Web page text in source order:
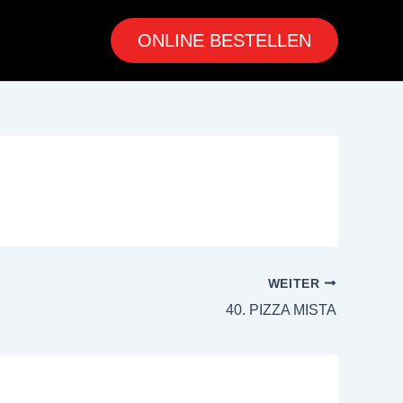
ONLINE BESTELLEN
WEITER
40. PIZZA MISTA